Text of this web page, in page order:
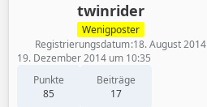
twinrider
Wenigposter
Punkte
85
Beiträge
17
Registrierungsdatum 18. August 2014
19. Dezember 2014 um 10:35